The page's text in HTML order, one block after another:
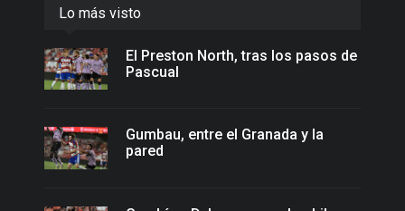
Lo más visto
El Preston North, tras los pasos de
Pascual
Gumbau, entre el Granada y la
pared